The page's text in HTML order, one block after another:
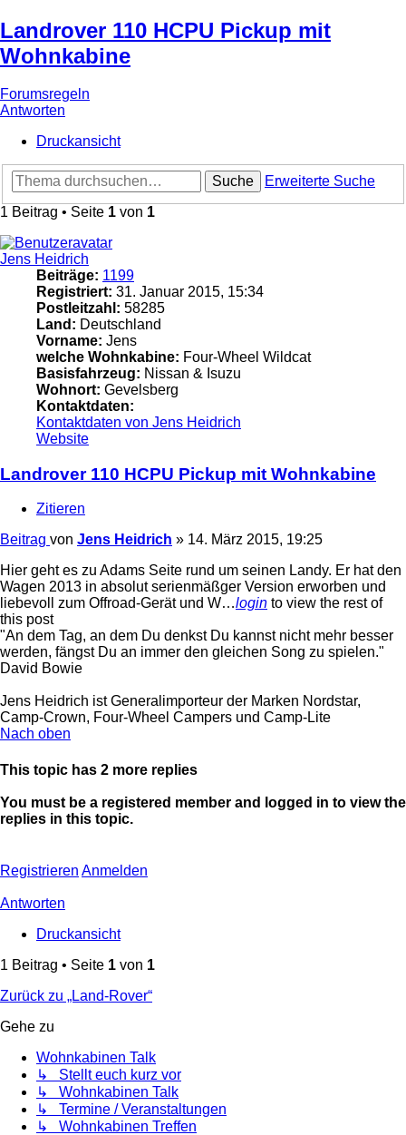
Landrover 110 HCPU Pickup mit
Wohnkabine
Forumsregeln
Antworten
Druckansicht
Suche
Erweiterte Suche
1 Beitrag • Seite 1 von 1
Jens Heidrich
Beiträge: 1199
Registriert: 31. Januar 2015, 15:34
Postleitzahl: 58285
Land: Deutschland
Vorname: Jens
welche Wohnkabine: Four-Wheel Wildcat
Basisfahrzeug: Nissan & Isuzu
Wohnort: Gevelsberg
Kontaktdaten:
Kontaktdaten von Jens Heidrich
Website
Landrover 110 HCPU Pickup mit Wohnkabine
Zitieren
Beitrag von Jens Heidrich » 14. März 2015, 19:25
Hier geht es zu Adams Seite rund um seinen Landy. Er hat den
Wagen 2013 in absolut serienmäßger Version erworben und
liebevoll zum Offroad-Gerät und W…login to view the rest of
this post
"An dem Tag, an dem Du denkst Du kannst nicht mehr besser
werden, fängst Du an immer den gleichen Song zu spielen."
David Bowie
Jens Heidrich ist Generalimporteur der Marken Nordstar,
Camp-Crown, Four-Wheel Campers und Camp-Lite
Nach oben
This topic has 2 more replies
You must be a registered member and logged in to view the
replies in this topic.
Registrieren Anmelden
Antworten
Druckansicht
1 Beitrag • Seite 1 von 1
Zurück zu „Land-Rover“
Gehe zu
Wohnkabinen Talk
↳ Stellt euch kurz vor
↳ Wohnkabinen Talk
↳ Termine / Veranstaltungen
↳ Wohnkabinen Treffen